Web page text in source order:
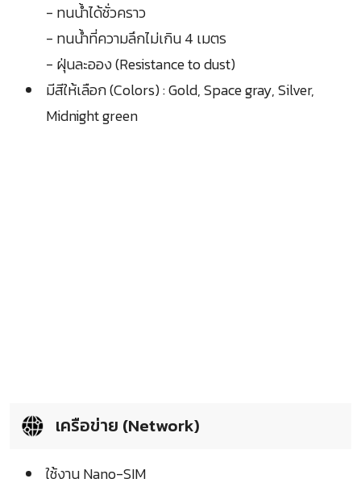
- ทนน้ำได้ชั่วคราว
- ทนน้ำที่ความลึกไม่เกิน 4 เมตร
- ฝุ่นละออง (Resistance to dust)
มีสีให้เลือก (Colors) : Gold, Space gray, Silver,
Midnight green
เครือข่าย (Network)
ใช้งาน Nano-SIM